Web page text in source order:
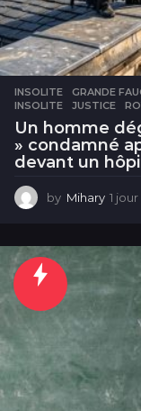
INSOLITE GRANDE
INSOLITE
,JUSTICE ,
Un homme
» condamné
devant un
by Mihary 1 jour